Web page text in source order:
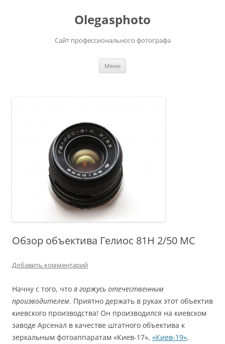
Olegasphoto
Сайт профессионального фотографа
Меню
Обзор объектива Гелиос 81Н 2/50 МС
Добавить комментарий
Начну с того, чтоя горжусь отечественным
производителем. Приятно держать в руках этот объектив
киевского производства! Он производился на киевском
заводе Арсенал в качестве штатного объектива к
зеркальным фотоаппаратам «Киев-17», «Киев-19»,